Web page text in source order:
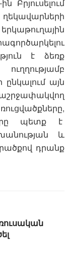
Բրյուսելում
է ձեռք
այն
պետք է
և
դրանք